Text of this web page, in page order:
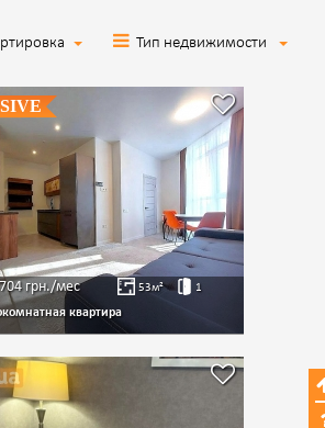
Тип недвижимости
грн./мес 53м² 1
квартира